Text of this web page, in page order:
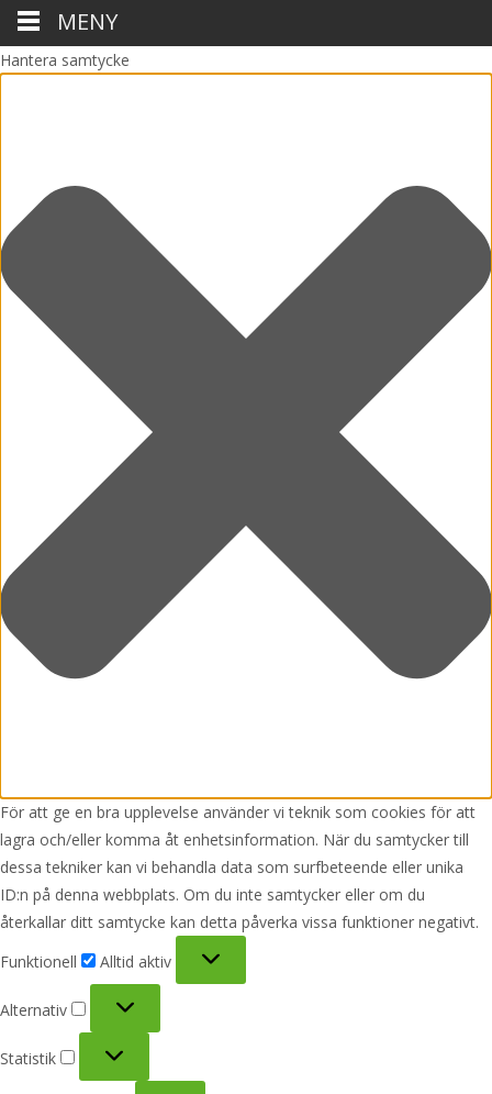
Hantera samtycke
För att ge en bra upplevelse använder vi teknik som cookies för att
lagra och/eller komma åt enhetsinformation. När du samtycker till
dessa tekniker kan vi behandla data som surfbeteende eller unika
ID:n på denna webbplats. Om du inte samtycker eller om du
återkallar ditt samtycke kan detta påverka vissa funktioner negativt.
Funktionell
Alltid aktiv
Alternativ
Statistik
MENY